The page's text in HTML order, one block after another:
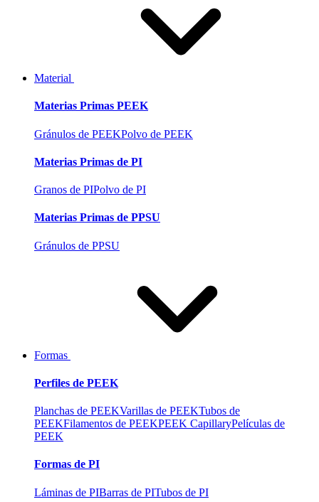
Material
Materias Primas PEEK
Gránulos de PEEKPolvo de PEEK
Materias Primas de PI
Granos de PIPolvo de PI
Materias Primas de PPSU
Gránulos de PPSU
Formas
Perfiles de PEEK
Planchas de PEEKVarillas de PEEKTubos de
PEEKFilamentos de PEEKPEEK CapillaryPelículas de
PEEK
Formas de PI
Láminas de PIBarras de PITubos de PI